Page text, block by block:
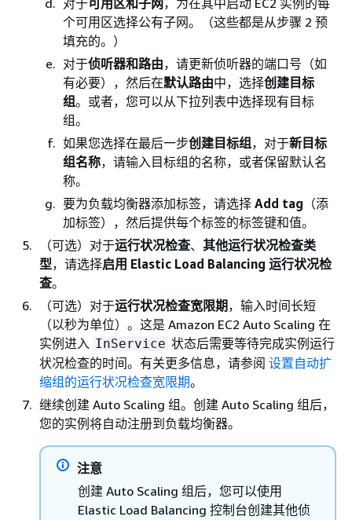
对于可用区和子网 ，为在其中启动 EC2 实例的每
个可用区选择公有子网。（这些都是从步骤 2 预
填充的。）
对于侦听器和路由，请更新侦听器的端口号（如
有必要），然后在默认路由中，选择创建目标
组。或者，您可以从下拉列表中选择现有目标
组。
如果您选择在最后一步创建目标组，对于新目标
组名称，请输入目标组的名称，或者保留默认名
称。
要为负载均衡器添加标签，请选择 Add tag （添
加标签），然后提供每个标签的标签键和值。
（可选）对于运行状况检查、 其他运行状况检查类
型，请选择启用 Elastic Load Balancing 运行状况检
查。
（可选）对于运行状况检查宽限期 ，输入时间长短
（以秒为单位）。这是 Amazon EC2 Auto Scaling 在
实例进入 InService 状态后需要等待完成实例运行
状况检查的时间。有关更多信息，请参阅 设置自动扩
缩组的运行状况检查宽限期。
继续创建 Auto Scaling 组。创建 Auto Scaling 组后，
您的实例将自动注册到负载均衡器。
注意
创建 Auto Scaling 组后，您可以使用
Elastic Load Balancing 控制台创建其他侦